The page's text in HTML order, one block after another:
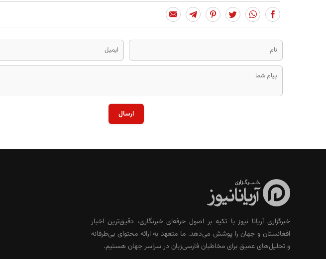
ارسال
خبرگزاری آریانا نیوز با تکیه بر اصول حرفه‌ای خبرنگاری، دقیق‌ترین اخبار
افغانستان و جهان را پوشش می‌دهد. ما متعهد به ارائه محتوای بی‌طرفانه
و تحلیل‌های عمیق برای مخاطبان فارسی‌زبان در سراسر جهان هستیم.